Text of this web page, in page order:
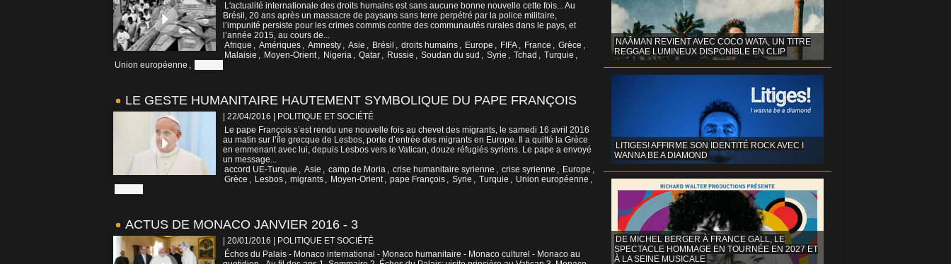
L'actualité internationale des droits humains est sans aucune bonne nouvelle cette fois... Au
Brésil, 20 ans après un massacre de paysans sans terre perpétré par la police militaire,
l’impunité persiste pour les crimes commis contre des communautés rurales dans le pays, et
l’année 2015, au cours de...
Afrique , Amériques , Amnesty , Asie , Brésil , droits humains , Europe , FIFA , France , Grèce ,
Malaisie , Moyen-Orient , Nigeria , Qatar , Russie , Soudan du sud , Syrie , Tchad , Turquie ,
Union européenne ,
LE GESTE HUMANITAIRE HAUTEMENT SYMBOLIQUE DU PAPE FRANÇOIS
| 22/04/2016
POLITIQUE ET SOCIÉTÉ
Le pape François s’est rendu une nouvelle fois au chevet des migrants, le samedi 16 avril 2016
au matin sur l’île grecque de Lesbos, porte d’entrée des migrants en Europe. Il a quitté la Grèce
en emmenant avec lui, depuis Lesbos vers le Vatican, douze réfugiés syriens. Le pape a envoyé
un message...
accord UE-Turquie , Asie , camp de Moria , crise humanitaire syrienne , crise syrienne , Europe ,
Grèce , Lesbos , migrants , Moyen-Orient , pape François , Syrie , Turquie , Union européenne ,
ACTUS DE MONACO JANVIER 2016 - 3
| 20/01/2016
POLITIQUE ET SOCIÉTÉ
Échos du Palais - Monaco international - Monaco humanitaire - Monaco culturel - Monaco au
NAÂMAN REVIENT AVEC COCO WATA, UN TITRE
REGGAE LUMINEUX DISPONIBLE EN CLIP
LITIGES! AFFIRME SON IDENTITÉ ROCK AVEC I
WANNA BE A DIAMOND
DE MICHEL BERGER À FRANCE GALL, LE
SPECTACLE HOMMAGE EN TOURNÉE EN 2027 ET
À LA SEINE MUSICALE